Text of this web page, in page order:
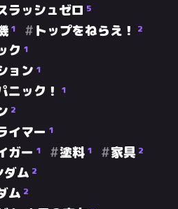
ラッシュゼロ 5
1 トップをねらえ！ 2
ク 1
ョン 1
ニック！ 1
2
イマー 1
ガー 1 塗料 1 家具 2
ダム 2
ム 2